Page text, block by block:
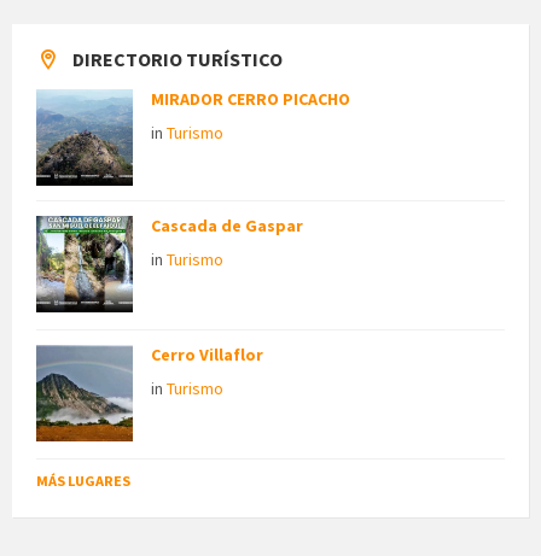
DIRECTORIO TURÍSTICO
MIRADOR CERRO PICACHO
in Turismo
Cascada de Gaspar
in Turismo
Cerro Villaflor
in Turismo
MÁS LUGARES